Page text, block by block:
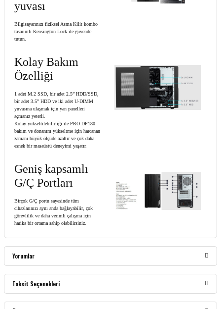
yuvası
Bilgisayarınızı fiziksel Asma Kilit kombo
tasarımlı Kensington Lock ile güvende
tutun.
Kolay Bakım
Özelliği
1 adet M.2 SSD, bir adet 2.5” HDD/SSD,
bir adet 3.5” HDD ve iki adet U-DIMM
yuvasına ulaşmak için yan panelleri
açmanız yeterli.
Kolay yükseltilebilirliği ile PRO DP180
bakım ve donanım yükseltme için harcanan
zamanı büyük ölçüde azaltır ve çok daha
esnek bir masaüstü deneyimi yaşatır.
Geniş kapsamlı
G/Ç Portları
Birçok G/Ç portu sayesinde tüm
cihazlarınızı aynı anda bağlayabilir, çok
görevlilik ve daha verimli çalışma için
harika bir ortama sahip olabilirsiniz.
Yorumlar
Bu ürüne ilk yorumu siz yapın!
Taksit Seçenekleri